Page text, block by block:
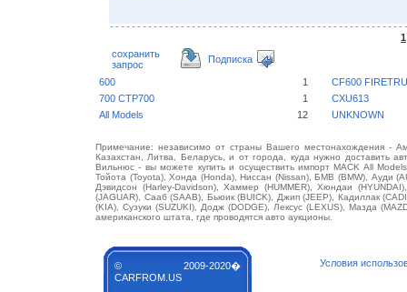
1
сохранить
запрос
Подписка
600 1
CF600
700 CTP700
1
CXU613
All Models
12 UNKNOWN
Примечание: независимо от страны Вашего местонахождения -
Казахстан, Литва, Беларусь, и от города, куда нужно доставить
Вильнюс - вы можете купить и осуществить импорт MACK All
Тойота (Toyota), Хонда (Honda), Ниссан (Nissan), БМВ (BMW), Ауди
Дэвидсон (Harley-Davidson), Хаммер (HUMMER), Хюндаи
(JAGUAR), Сааб (SAAB), Бьюик (BUICK), Джип (JEEP), Кадиллак
(KIA), Сузуки (SUZUKI), Додж (DODGE), Лексус (LEXUS), Мазда
американского штата, где проводятся авто аукционы.
© 2009-2020�
CARFROM.US
Условия